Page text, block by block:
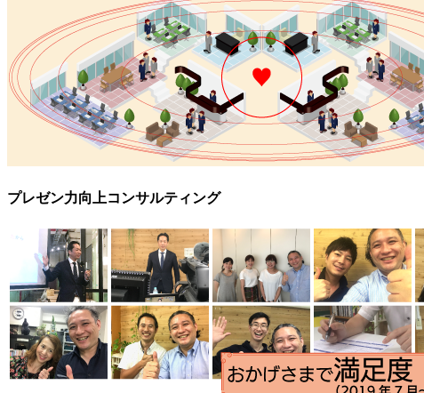
プレゼン力向上コンサルティング